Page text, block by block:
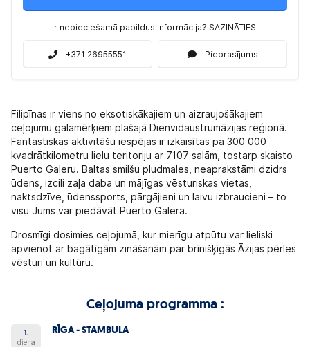
Ir nepieciešamā papildus informācija? SAZINĀTIES:
+371 26955551 Pieprasījums
Filipīnas ir viens no eksotiskākajiem un aizraujošākajiem
ceļojumu galamērķiem plašajā Dienvidaustrumāzijas reģionā.
Fantastiskas aktivitāšu iespējas ir izkaisītas pa 300 000
kvadrātkilometru lielu teritoriju ar 7107 salām, tostarp skaisto
Puerto Galeru. Baltas smilšu pludmales, neaprakstāmi dzidrs
ūdens, izcili zaļa daba un mājīgas vēsturiskas vietas,
naktsdzīve, ūdenssports, pārgājieni un laivu izbraucieni – to
visu Jums var piedāvāt Puerto Galera.
Drosmīgi dosimies ceļojumā, kur mierīgu atpūtu var lieliski
apvienot ar bagātīgām zināšanām par brīnišķīgās Āzijas pērles
vēsturi un kultūru.
Ceļojuma programma :
1.
diena
RĪGA - STAMBULA